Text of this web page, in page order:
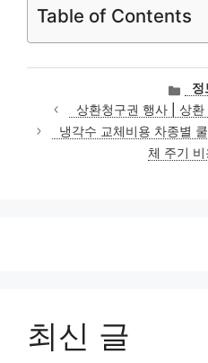
Table of Contents
카
테
고
리
정
상환청구권 행사 | 상
냉각수 교체비용 차종별
체 주기 비
최신 글